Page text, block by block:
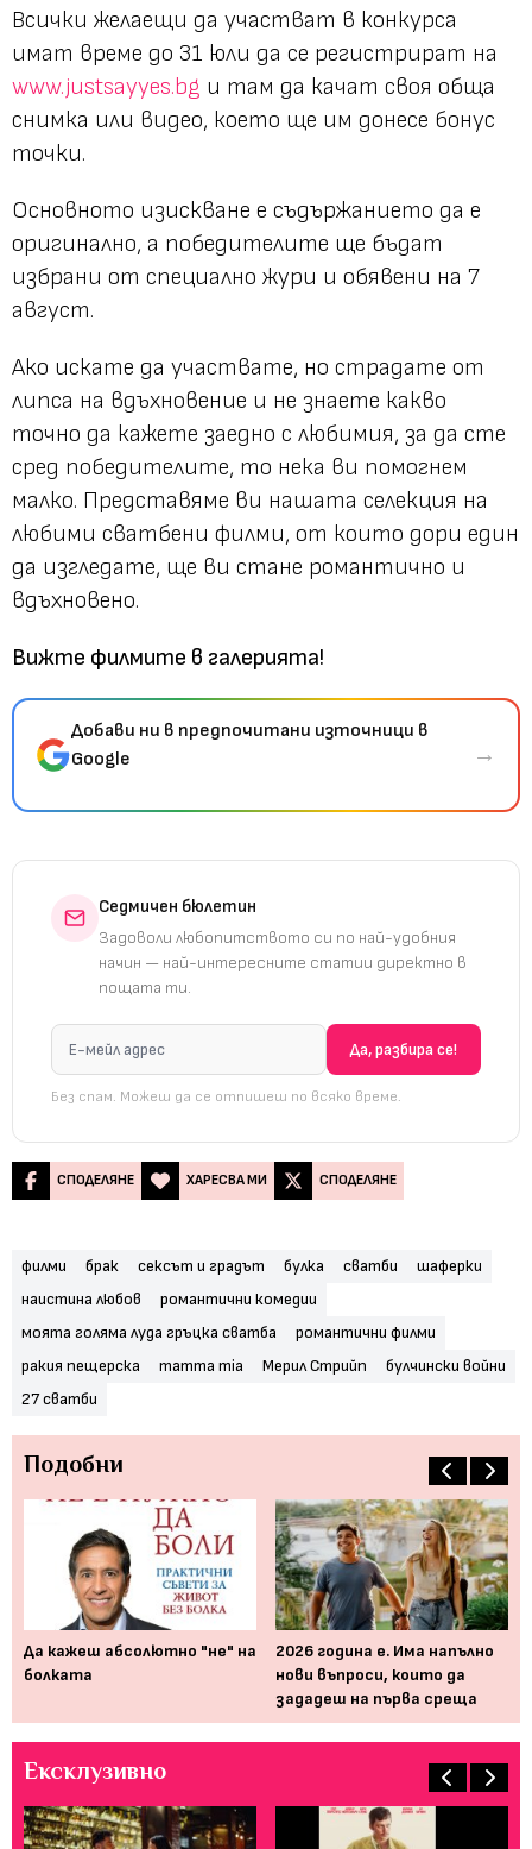
Всички желаещи да участват в конкурса
имат време до 31 юли да се регистрират на
www.justsayyes.bg и там да качат своя обща
снимка или видео, което ще им донесе бонус
точки.
Основното изискване е съдържанието да е
оригинално, а победителите ще бъдат
избрани от специално жури и обявени на 7
август.
Ако искате да участвате, но страдате от
липса на вдъхновение и не знаете какво
точно да кажете заедно с любимия, за да сте
сред победителите, то нека ви помогнем
малко. Представяме ви нашата селекция на
любими сватбени филми, от които дори един
да изгледате, ще ви стане романтично и
вдъхновено.
Вижте филмите в галерията!
Добави ни в предпочитани източници в
Google
→
Седмичен бюлетин
Задоволи любопитството си по най-удобния
начин — най-интересните статии директно в
пощата ти.
Без спам. Можеш да се отпишеш по всяко време.
СПОДЕЛЯНЕ ХАРЕСВА МИ СПОДЕЛЯНЕ
филми брак сексът и градът булка сватби
шаферки
наистина любов
романтични комедии
моята голяма луда гръцка сватба
романтични филми
ракия пещерска
mamma mia Мерил Стрийп
булчински войни
27 сватби
Подобни
Да кажеш абсолютно "не" на
болката
2026 година е. Има напълно
нови въпроси, които да
зададеш на първа среща
Ексклузивно